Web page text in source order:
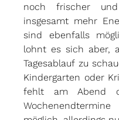
noch frischer
insgesamt mehr
sind ebenfalls
lohnt es sich aber,
Tagesablauf zu
Kindergarten oder
fehlt am Abend